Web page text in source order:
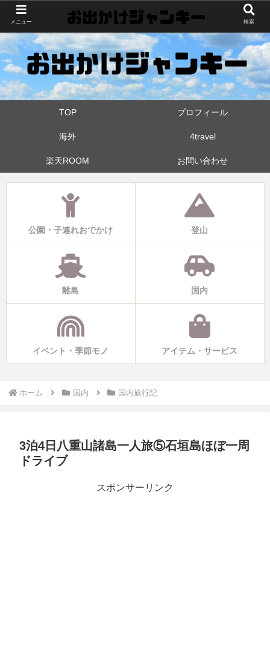
世界中・日本中を旅したおでかけ狂なパパが埼玉県と近県の公園やお出かけス
ポットを攻めています！たまに登山も
TOP プロフィール
海外 4travel
楽天ROOM お問い合わせ
公園・子連れおでかけ 登山
離島 国内
イベント・季節モノ アイテム・サービス
ホーム 国内 国内旅行記
3泊4日八重山諸島一人旅⑤石垣島ほぼ一周
ドライブ
スポンサーリンク
メニュー 検索